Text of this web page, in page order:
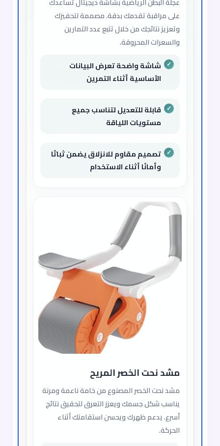
على مراقبة تقدمك بدقة. مصممة لتحفيزك
وتعزيز نتائجك من خلال تتبع عدد التمارين
والسعرات المحروقة.
شاشة واضحة تعرض البيانات
الأساسية أثناء التمرين
قابلة للتعديل لتناسب جميع
مستويات اللياقة
تصميم مقاوم للانزلاق يضمن ثباتًا
وأمانًا أثناء الاستخدام
مشد نحت الخصر المريح
مشد نحت الخصر المصنوع من خامة ناعمة ومرنة
يناسب شكل جسمك ويعزز التعرق لتحقيق نتائج
أسرع. يدعم ظهرك ويحسن استقامتك أثناء
الحركة.